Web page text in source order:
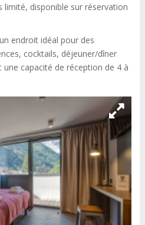
limité, disponible sur réservation
endroit idéal pour des
cocktails, déjeuner/dîner
capacité de réception de 4 à